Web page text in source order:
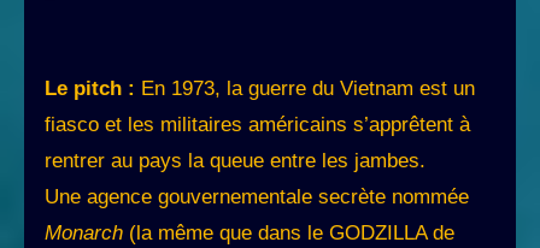
Le pitch : En 1973, la guerre du Vietnam est un
fiasco et les militaires américains s’apprêtent à
rentrer au pays la queue entre les jambes.
Une agence gouvernementale secrète nommée
Monarch (la même que dans le GODZILLA de